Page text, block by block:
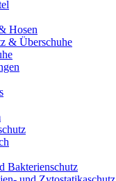
Hosen
& Überschuhe
Bakterienschutz